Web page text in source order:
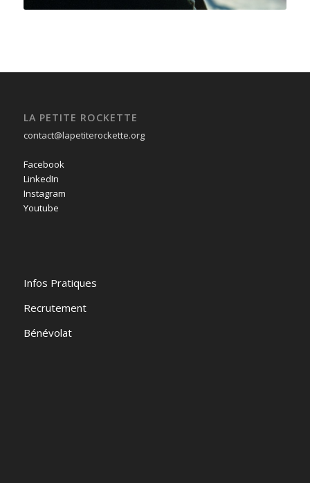
LA PETITE ROCKETTE
contact@lapetiterockette.org
Facebook
LinkedIn
Instagram
Youtube
Infos Pratiques
Recrutement
Bénévolat